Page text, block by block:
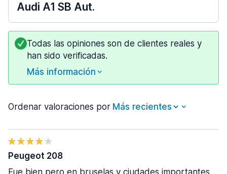
Audi A1 SB Aut.
Todas las opiniones son de clientes reales y
han sido verificadas.
Más información
Ordenar valoraciones por
Peugeot 208
Fue bien pero en bruselas y ciudades importantes